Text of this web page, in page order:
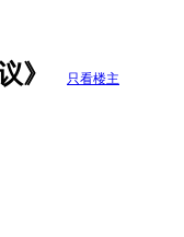
》 只看楼主